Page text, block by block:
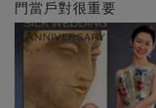
門當戶對很重要